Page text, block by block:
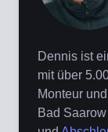
Dennis ist
mit über
Monteur
Bad